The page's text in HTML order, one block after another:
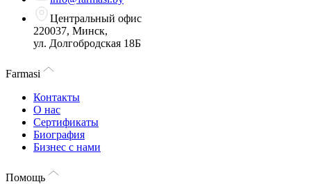
Центральный офис
220037, Минск,
ул. Долгобродская 18Б
Farmasi
Контакты
О нас
Сертификаты
Биография
Бизнес с нами
Помощь